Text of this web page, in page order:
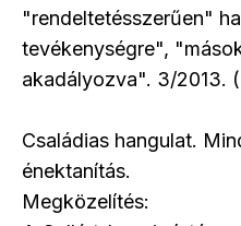
"rendeltetésszerűen"
tevékenységre",
akadályozva". 3/2013.
Családias hangulat.
énektanítás.
Megközelítés: